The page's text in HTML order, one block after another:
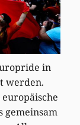
in
werden.
gemeinsam